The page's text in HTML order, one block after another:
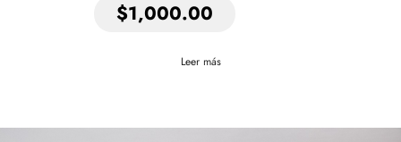
$1,000.00
Leer más